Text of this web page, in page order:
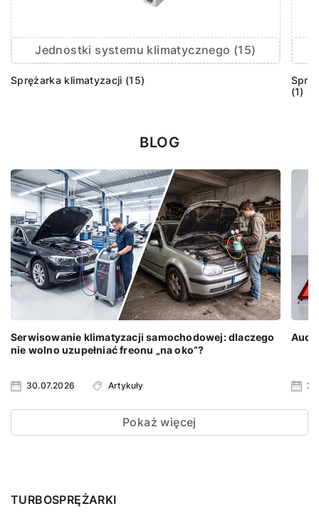
Jednostki systemu klimatycznego (15)
Sprężarka klimatyzacji (15)
(1)
BLOG
Serwisowanie klimatyzacji samochodowej: dlaczego
nie wolno uzupełniać freonu „na oko”?
30.07.2026 Artykuły
Audi
Pokaż więcej
TURBOSPRĘŻARKI